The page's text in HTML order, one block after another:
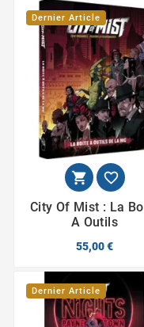
Dernier Article
 
City Of Mist : La
A Outils
55,00 €
Dernier Article